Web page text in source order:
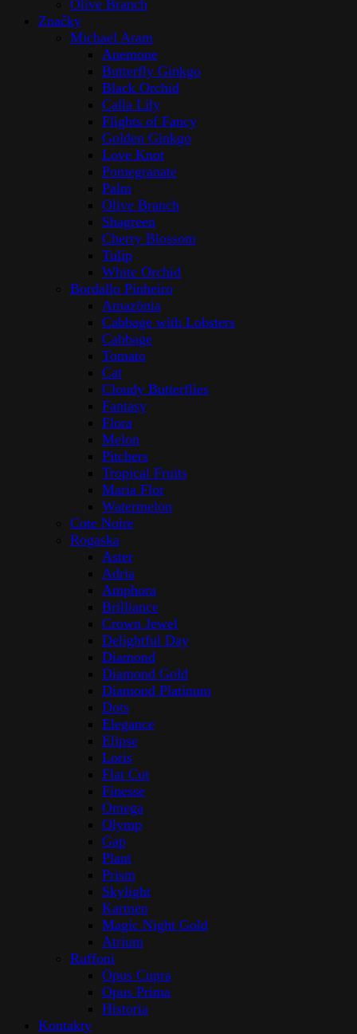
Olive Branch
Značky
Michael Aram
Anemone
Butterfly Ginkgo
Black Orchid
Calla Lily
Flights of Fancy
Golden Ginkgo
Love Knot
Pomegranate
Palm
Olive Branch
Shagreen
Cherry Blossom
Tulip
White Orchid
Bordallo Pinheiro
Amazōnia
Cabbage with Lobsters
Cabbage
Tomato
Cat
Cloudy Butterflies
Fantasy
Flora
Melon
Pitchers
Tropical Fruits
Maria Flor
Watermelon
Cote Noire
Rogaska
Aster
Adria
Amphora
Brilliance
Crown Jewel
Delightful Day
Diamond
Diamond Gold
Diamond Platinum
Dots
Elegance
Elipse
Loris
Flat Cut
Finesse
Omega
Olymp
Gap
Plant
Prism
Skylight
Karmen
Magic Night Gold
Atrium
Ruffoni
Opus Cupra
Opus Prima
Historia
Kontakty